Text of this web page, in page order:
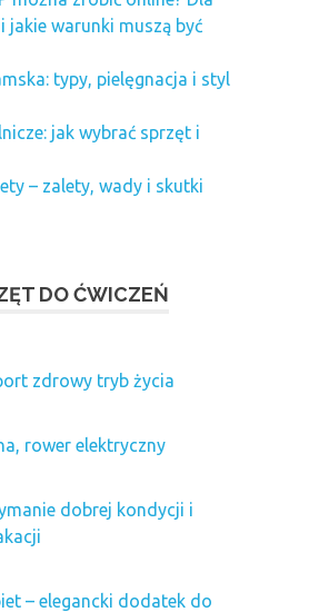
jakie warunki muszą być
typy, pielęgnacja i styl
jak wybrać sprzęt i
– zalety, wady i skutki
DO ĆWICZEŃ
zdrowy tryb życia
rower elektryczny
dobrej kondycji i
– elegancki dodatek do